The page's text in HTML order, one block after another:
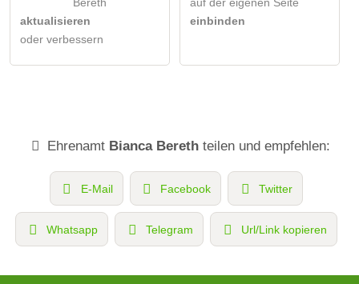
Bereth
aktualisieren
oder verbessern
auf der eigenen Seite
einbinden
Ehrenamt Bianca Bereth teilen und empfehlen:
E-Mail Facebook Twitter
Whatsapp Telegram Url/Link kopieren